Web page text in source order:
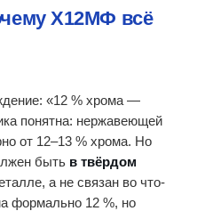
Х12МФ всё
«12 % хрома —
понятна: нержавеющей
от 12–13 % хрома. Но
быть в твёрдом
а не связан во что-
формально 12 %, но